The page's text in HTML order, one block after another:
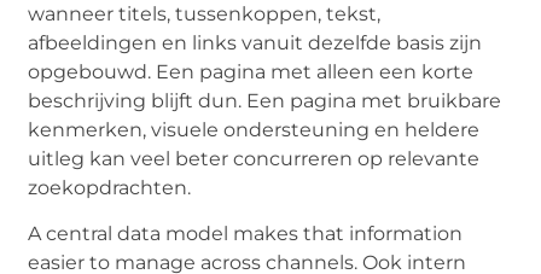
wanneer titels, tussenkoppen, tekst,
afbeeldingen en links vanuit dezelfde basis zijn
opgebouwd. Een pagina met alleen een korte
beschrijving blijft dun. Een pagina met bruikbare
kenmerken, visuele ondersteuning en heldere
uitleg kan veel beter concurreren op relevante
zoekopdrachten.
A central data model makes that information
easier to manage across channels. Ook intern